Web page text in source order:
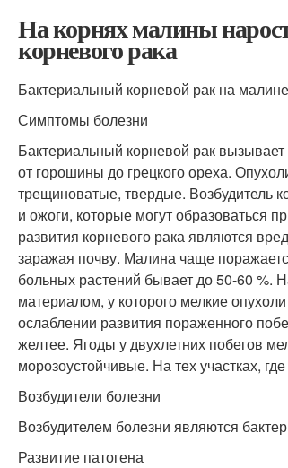
На корнях малины
корневого рака
Бактериальный корневой рак на малине
Симптомы болезни
Бактериальный корневой рак
от горошины до грецкого ореха.
трещиноватые, твердые. Возбудитель
и ожоги, которые могут образоваться
развития корневого рака являются
заражая почву. Малина чаще
больных растений бывает до 50-60 %.
материалом, у которого мелкие
ослаблении развития пораженного
желтее. Ягоды у двухлетних побегов
морозоустойчивые. На тех участках,
Возбудители болезни
Возбудителем болезни являются
Развитие патогена